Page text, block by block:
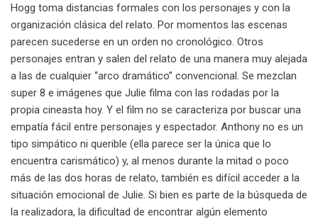
Hogg toma distancias formales con los personajes y con la
organización clásica del relato. Por momentos las escenas
parecen sucederse en un orden no cronológico. Otros
personajes entran y salen del relato de una manera muy alejada
a las de cualquier “arco dramático” convencional. Se mezclan
super 8 e imágenes que Julie filma con las rodadas por la
propia cineasta hoy. Y el film no se caracteriza por buscar una
empatía fácil entre personajes y espectador. Anthony no es un
tipo simpático ni querible (ella parece ser la única que lo
encuentra carismático) y, al menos durante la mitad o poco
más de las dos horas de relato, también es difícil acceder a la
situación emocional de Julie. Si bien es parte de la búsqueda de
la realizadora, la dificultad de encontrar algún elemento